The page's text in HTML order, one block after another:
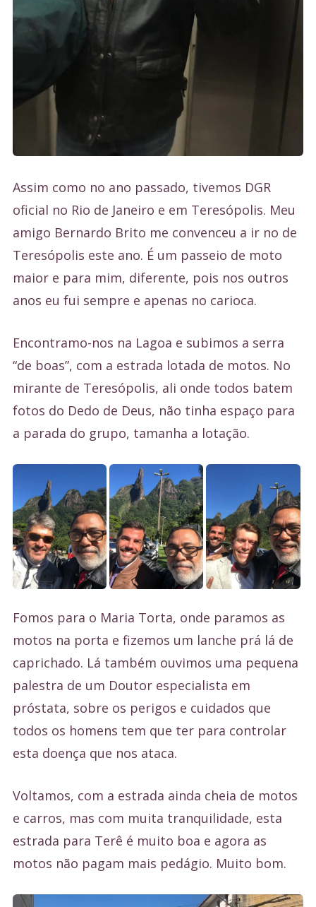
Assim como no ano passado, tivemos DGR
oficial no Rio de Janeiro e em Teresópolis. Meu
amigo Bernardo Brito me convenceu a ir no de
Teresópolis este ano. É um passeio de moto
maior e para mim, diferente, pois nos outros
anos eu fui sempre e apenas no carioca.
Encontramo-nos na Lagoa e subimos a serra
“de boas”, com a estrada lotada de motos. No
mirante de Teresópolis, ali onde todos batem
fotos do Dedo de Deus, não tinha espaço para
a parada do grupo, tamanha a lotação.
Fomos para o Maria Torta, onde paramos as
motos na porta e fizemos um lanche prá lá de
caprichado. Lá também ouvimos uma pequena
palestra de um Doutor especialista em
próstata, sobre os perigos e cuidados que
todos os homens tem que ter para controlar
esta doença que nos ataca.
Voltamos, com a estrada ainda cheia de motos
e carros, mas com muita tranquilidade, esta
estrada para Terê é muito boa e agora as
motos não pagam mais pedágio. Muito bom.